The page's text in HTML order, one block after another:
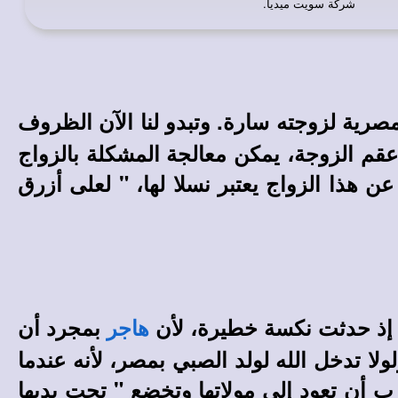
لزوجته سارة. وتبدو لنا الآن الظروف
الزوجة، يمكن معالجة المشكلة بالزواج
هذا الزواج يعتبر نسلا لها، " لعلى أزرق
إذ حدثت نكسة خطيرة، لأن هاجر بمجرد أن
تدخل الله لولد الصبي بمصر، لأنه عندما
أن تعود إلى مولاتها وتخضع " تحت يديها